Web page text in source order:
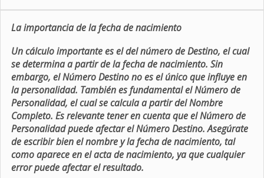
La importancia de la fecha de nacimiento
Un cálculo importante es el del número de Destino, el cual
se determina a partir de la fecha de nacimiento. Sin
embargo, el Número Destino no es el único que influye en
la personalidad. También es fundamental el Número de
Personalidad, el cual se calcula a partir del Nombre
Completo. Es relevante tener en cuenta que el Número de
Personalidad puede afectar el Número Destino. Asegúrate
de escribir bien el nombre y la fecha de nacimiento, tal
como aparece en el acta de nacimiento, ya que cualquier
error puede afectar el resultado.